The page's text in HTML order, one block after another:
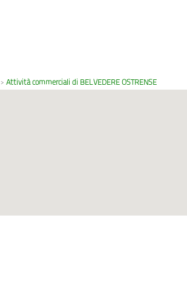
>Attività commerciali di BELVEDERE OSTRENSE